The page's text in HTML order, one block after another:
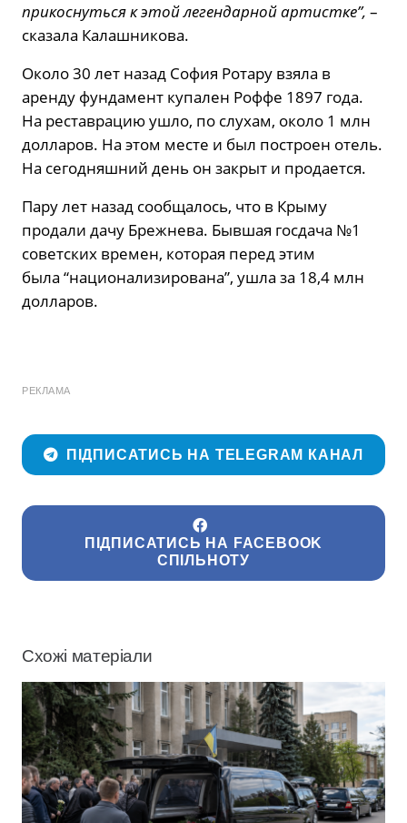
прикоснуться к этой легендарной артистке”, –
сказала Калашникова.
Около 30 лет назад София Ротару взяла в
аренду фундамент купален Роффе 1897 года.
На реставрацию ушло, по слухам, около 1 млн
долларов. На этом месте и был построен отель.
На сегодняшний день он закрыт и продается.
Пару лет назад сообщалось, что в Крыму
продали дачу Брежнева. Бывшая госдача №1
советских времен, которая перед этим
была “национализирована”, ушла за 18,4 млн
долларов.
РЕКЛАМА
ПІДПИСАТИСЬ НА TELEGRAM КАНАЛ
ПІДПИСАТИСЬ НА FACEBOOK
СПІЛЬНОТУ
Схожі матеріали